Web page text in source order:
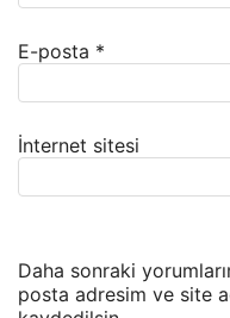
E-posta *
İnternet sitesi
Daha sonraki
posta adresim ve site